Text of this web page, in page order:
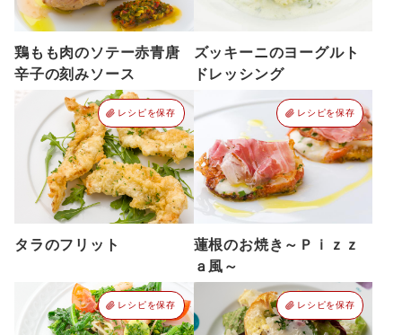
鶏もも肉のソテー赤青唐
辛子の刻みソース
ズッキーニのヨーグルト
ドレッシング
レシピを保存
タラのフリット
レシピを保存
蓮根のお焼き～Ｐｉｚｚ
ａ風～
レシピを保存 レシピを保存